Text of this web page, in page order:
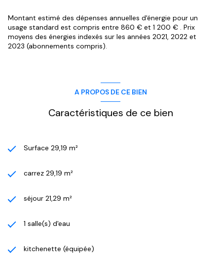
Montant estimé des dépenses annuelles d'énergie pour un
usage standard est compris entre 860 € et 1 200 € . Prix
moyens des énergies indexés sur les années 2021, 2022 et
2023 (abonnements compris).
A PROPOS DE CE BIEN
Caractéristiques de ce bien
Surface 29,19 m²
carrez 29,19 m²
séjour 21,29 m²
1 salle(s) d'eau
kitchenette (équipée)